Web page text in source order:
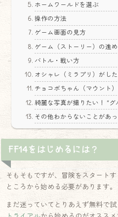
ホームワールドを選ぶ
操作の方法
ゲーム画面の見方
ゲーム（ストーリー）の進
バトル・戦い方
オシャレ（ミラプリ）がした
チョコボちゃん（マウント
綺麗な写真が撮りたい！ “グ
その他わからないことがあ
FF14をはじめるには？
そもそもですが、冒険をスタート
ところから始める必要があります。
まだ迷っていてとりあえず無料で